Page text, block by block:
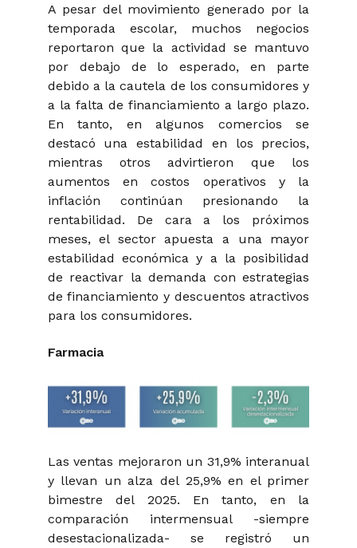
A pesar del movimiento generado por la
temporada escolar, muchos negocios
reportaron que la actividad se mantuvo
por debajo de lo esperado, en parte
debido a la cautela de los consumidores y
a la falta de financiamiento a largo plazo.
En tanto, en algunos comercios se
destacó una estabilidad en los precios,
mientras otros advirtieron que los
aumentos en costos operativos y la
inflación continúan presionando la
rentabilidad. De cara a los próximos
meses, el sector apuesta a una mayor
estabilidad económica y a la posibilidad
de reactivar la demanda con estrategias
de financiamiento y descuentos atractivos
para los consumidores.
Farmacia
Las ventas mejoraron un 31,9% interanual
y llevan un alza del 25,9% en el primer
bimestre del 2025. En tanto, en la
comparación intermensual -siempre
desestacionalizada- se registró un